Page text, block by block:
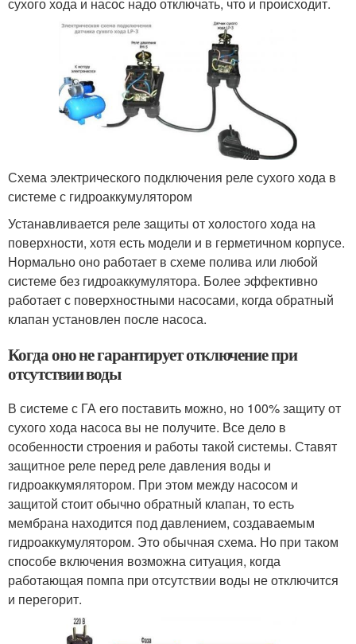
сухого хода и насос надо отключать, что и происходит.
Схема электрического подключения реле сухого хода в
системе с гидроаккумулятором
Устанавливается реле защиты от холостого хода на
поверхности, хотя есть модели и в герметичном корпусе.
Нормально оно работает в схеме полива или любой
системе без гидроаккумулятора. Более эффективно
работает с поверхностными насосами, когда обратный
клапан установлен после насоса.
Когда оно не гарантирует отключение при
отсутствии воды
В системе с ГА его поставить можно, но 100% защиту от
сухого хода насоса вы не получите. Все дело в
особенности строения и работы такой системы. Ставят
защитное реле перед реле давления воды и
гидроаккумялятором. При этом между насосом и
защитой стоит обычно обратный клапан, то есть
мембрана находится под давлением, создаваемым
гидроаккумулятором. Это обычная схема. Но при таком
способе включения возможна ситуация, когда
работающая помпа при отсутствии воды не отключится
и перегорит.